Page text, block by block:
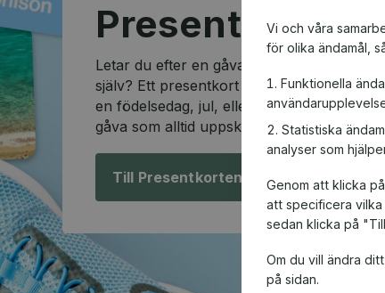
Vi och våra
för olika ändamål,
Funktionella
Statistiska
analyser som
Genom att klicka
att specificera
sedan klicka på
Om du vill ändra
på sidan.
Letar du efter en gåva som passar alla
själv? Ett presentkort är den perfekta
en födelsedag, jul, eller en speciell
gåva som alltid uppskattas.
Till Presentkorten!